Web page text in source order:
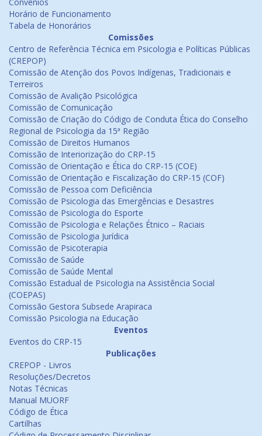
Horário de Funcionamento
Tabela de Honorários
Comissões
Centro de Referência Técnica em Psicologia e Políticas Públicas
(CREPOP)
Comissão de Atenção dos Povos Indígenas, Tradicionais e
Terreiros
Comissão de Avalição Psicológica
Comissão de Comunicação
Comissão de Criação do Código de Conduta Ética do Conselho
Regional de Psicologia da 15ª Região
Comissão de Direitos Humanos
Comissão de Interiorização do CRP-15
Comissão de Orientação e Ética do CRP-15 (COE)
Comissão de Orientação e Fiscalização do CRP-15 (COF)
Comissão de Pessoa com Deficiência
Comissão de Psicologia das Emergências e Desastres
Comissão de Psicologia do Esporte
Comissão de Psicologia e Relações Étnico – Raciais
Comissão de Psicologia Jurídica
Comissão de Psicoterapia
Comissão de Saúde
Comissão de Saúde Mental
Comissão Estadual de Psicologia na Assistência Social
(COEPAS)
Comissão Gestora Subsede Arapiraca
Comissão Psicologia na Educação
Eventos
Eventos do CRP-15
Publicações
CREPOP - Livros
Resoluções/Decretos
Notas Técnicas
Manual MUORF
Código de Ética
Cartilhas